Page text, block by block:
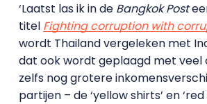
‘Laatst las ik in de Bangkok Post
titel Fighting corruption with
wordt Thailand vergeleken met
dat ook wordt geplaagd met veel
zelfs nog grotere
partijen – de ‘yellow shirts’ en ‘red